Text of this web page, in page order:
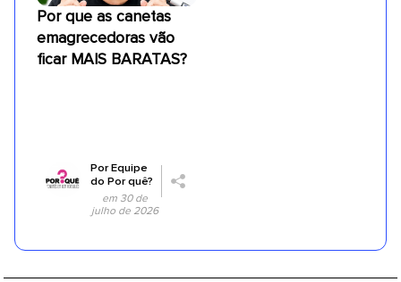
Por que as canetas
emagrecedoras vão
ficar MAIS BARATAS?
PorEquipe
do Por quê?
em 30 de
julho de 2026